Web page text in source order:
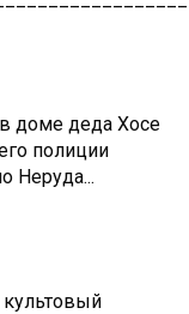
доме деда Хосе
полиции
Неруда...